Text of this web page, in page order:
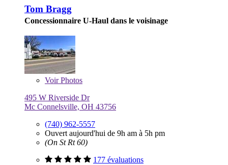
Tom Bragg
Concessionnaire U-Haul dans le voisinage
VoirPhotos
495 W Riverside Dr
Mc Connelsville, OH 43756
(740) 962-5557
Ouvert aujourd'hui de 9h am à 5h pm
(On St Rt 60)
177 évaluations